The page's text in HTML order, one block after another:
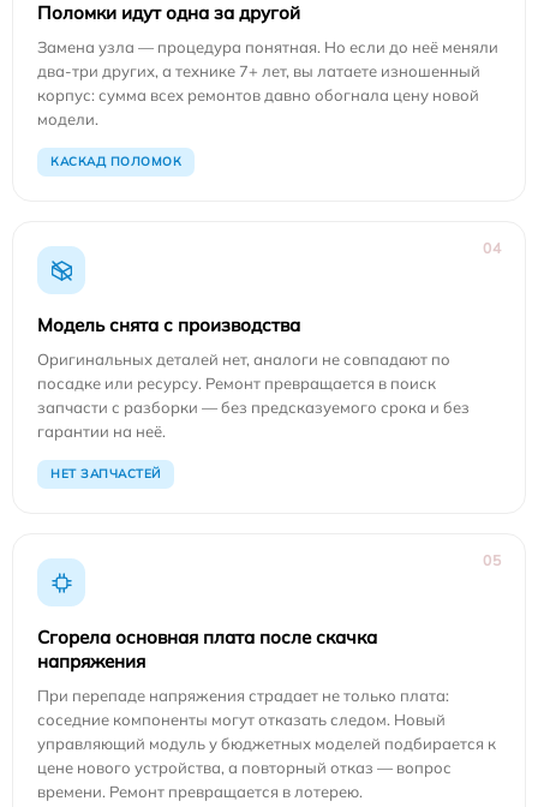
Поломки идут одна за другой
Замена узла — процедура понятная. Но если до неё меняли
два-три других, а технике 7+ лет, вы латаете изношенный
корпус: сумма всех ремонтов давно обогнала цену новой
модели.
КАСКАД ПОЛОМОК
04
Модель снята с производства
Оригинальных деталей нет, аналоги не совпадают по
посадке или ресурсу. Ремонт превращается в поиск
запчасти с разборки — без предсказуемого срока и без
гарантии на неё.
НЕТ ЗАПЧАСТЕЙ
05
Сгорела основная плата после скачка
напряжения
При перепаде напряжения страдает не только плата:
соседние компоненты могут отказать следом. Новый
управляющий модуль у бюджетных моделей подбирается к
цене нового устройства, а повторный отказ — вопрос
времени. Ремонт превращается в лотерею.